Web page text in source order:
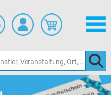
Hauptinhalt
springen